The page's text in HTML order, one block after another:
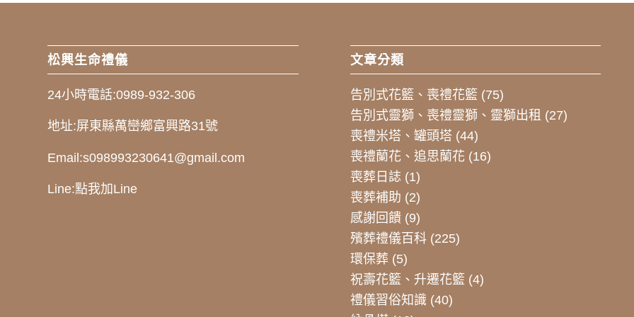
松興生命禮儀
24小時電話:0989-932-306
地址:屏東縣萬巒鄉富興路31號
Email:s098993230641@gmail.com
Line:點我加Line
文章分類
告別式花籃、喪禮花籃 (75)
告別式靈獅、喪禮靈獅、靈獅出租 (27)
喪禮米塔、罐頭塔 (44)
喪禮蘭花、追思蘭花 (16)
喪葬日誌 (1)
喪葬補助 (2)
感謝回饋(9)
殯葬禮儀百科(225)
環保葬(5)
祝壽花籃、升遷花籃 (4)
禮儀習俗知識 (40)